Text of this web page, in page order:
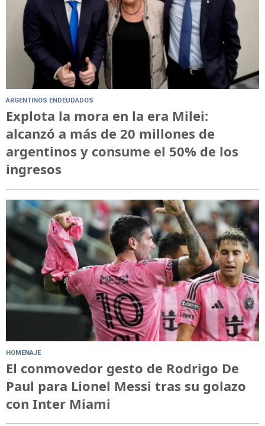
ARGENTINOS ENDEUDADOS
Explota la mora en la era Milei:
alcanzó a más de 20 millones de
argentinos y consume el 50% de los
ingresos
HOMENAJE
El conmovedor gesto de Rodrigo De
Paul para Lionel Messi tras su golazo
con Inter Miami